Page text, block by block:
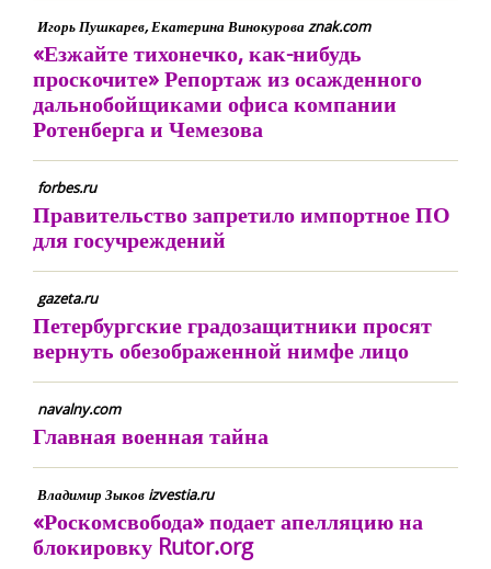
Игорь Пушкарев, Екатерина Винокурова znak.com
«Езжайте тихонечко, как-нибудь
проскочите» Репортаж из осажденного
дальнобойщиками офиса компании
Ротенберга и Чемезова
forbes.ru
Правительство запретило импортное ПО
для госучреждений
gazeta.ru
Петербургские градозащитники просят
вернуть обезображенной нимфе лицо
navalny.com
Главная военная тайна
Владимир Зыков izvestia.ru
«Роскомсвобода» подает апелляцию на
блокировку Rutor.org